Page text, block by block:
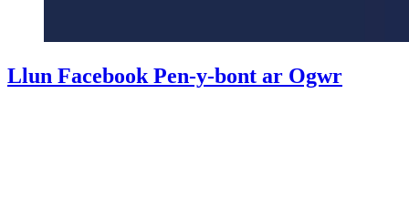
Llun Facebook Pen-y-bont ar Ogwr